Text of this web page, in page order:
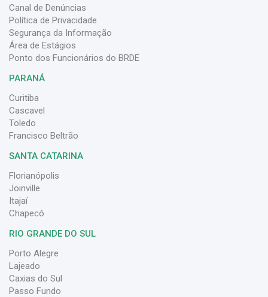
Canal de Denúncias
Política de Privacidade
Segurança da Informação
Área de Estágios
Ponto dos Funcionários do BRDE
PARANÁ
Curitiba
Cascavel
Toledo
Francisco Beltrão
SANTA CATARINA
Florianópolis
Joinville
Itajaí
Chapecó
RIO GRANDE DO SUL
Porto Alegre
Lajeado
Caxias do Sul
Passo Fundo